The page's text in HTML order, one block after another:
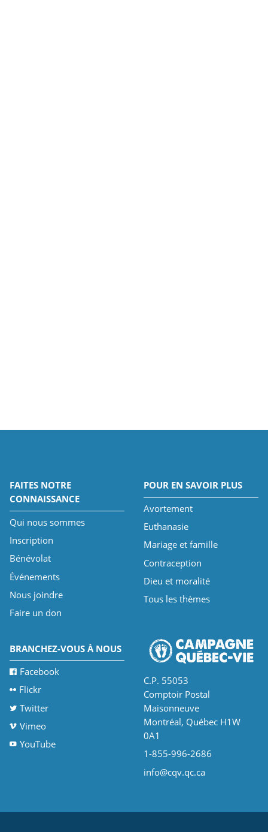
FAITES NOTRE
CONNAISSANCE
Qui nous sommes
Inscription
Bénévolat
Événements
Nous joindre
Faire un don
POUR EN SAVOIR PLUS
Avortement
Euthanasie
Mariage et famille
Contraception
Dieu et moralité
Tous les thèmes
BRANCHEZ-VOUS À NOUS
Facebook
Flickr
Twitter
Vimeo
YouTube
C.P. 55053
Comptoir Postal
Maisonneuve
Montréal, Québec H1W
0A1
1-855-996-2686
info@cqv.qc.ca